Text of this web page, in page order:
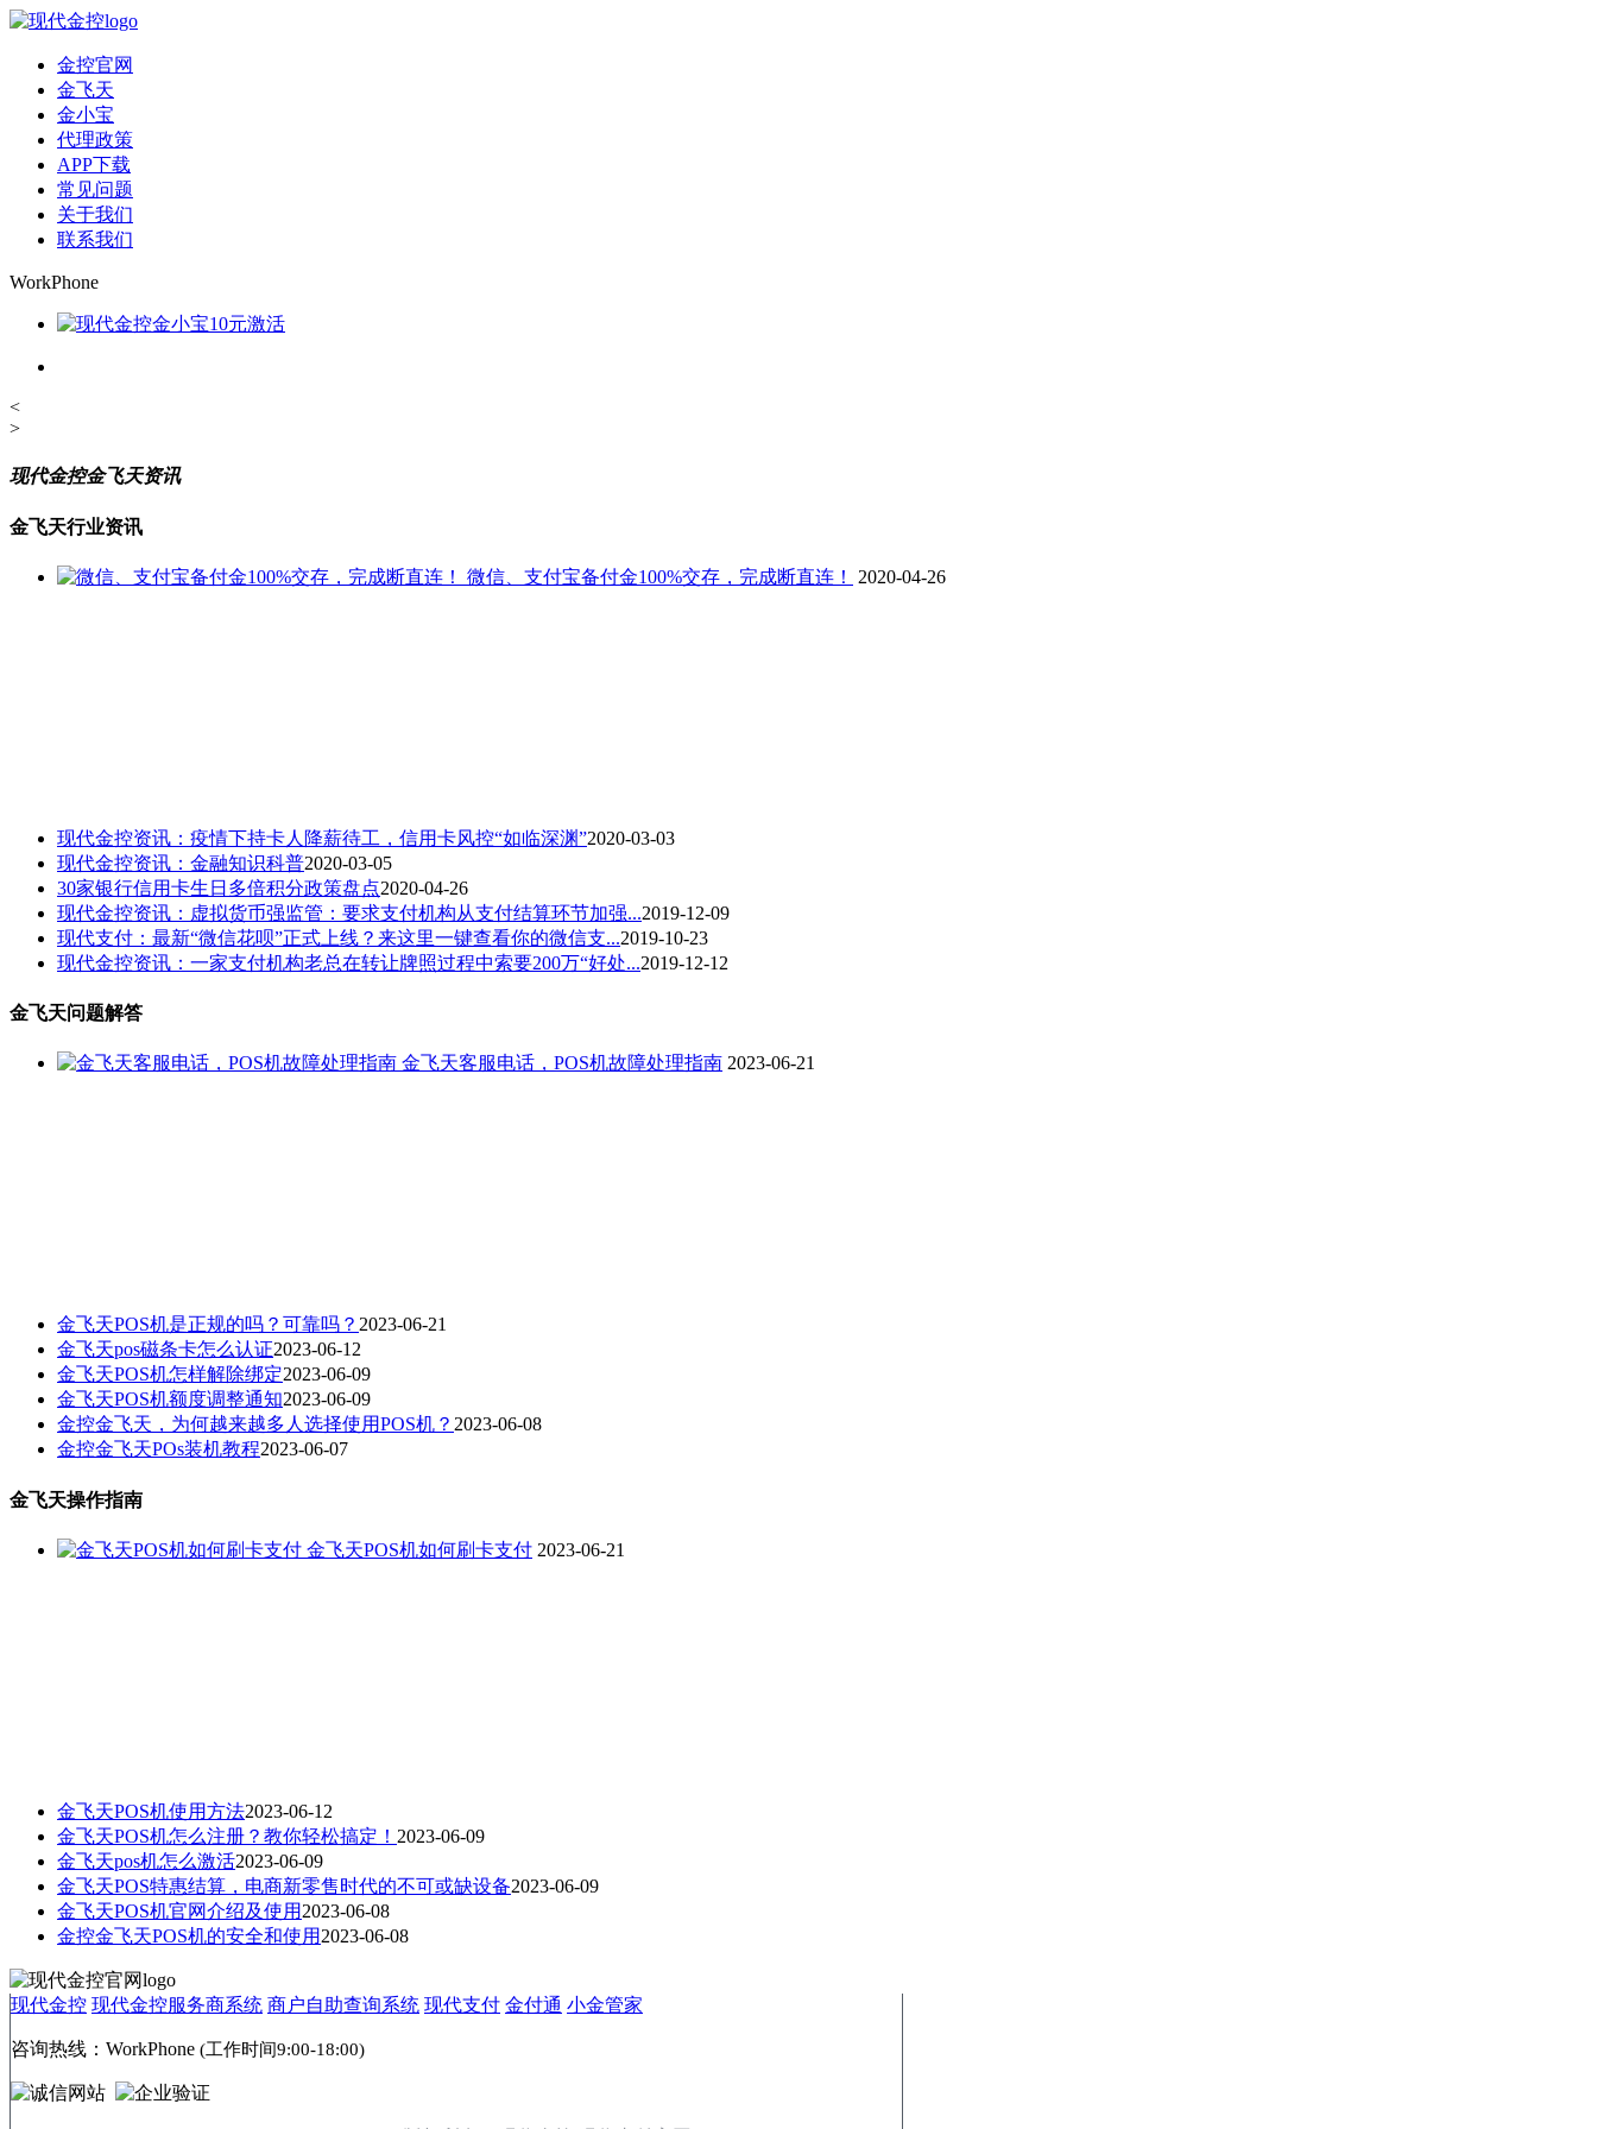
金控官网
金飞天
金小宝
代理政策
APP下载
常见问题
关于我们
联系我们
WorkPhone
<
>
现代金控金飞天资讯
金飞天行业资讯
微信、支付宝备付金100%交存，完成断直连！ 2020-04-26
现代金控资讯：疫情下持卡人降薪待工，信用卡风控“如临深渊”2020-03-03
现代金控资讯：金融知识科普2020-03-05
30家银行信用卡生日多倍积分政策盘点2020-04-26
现代金控资讯：虚拟货币强监管：要求支付机构从支付结算环节加强...2019-12-09
现代支付：最新“微信花呗”正式上线？来这里一键查看你的微信支...2019-10-23
现代金控资讯：一家支付机构老总在转让牌照过程中索要200万“好处...2019-12-12
金飞天问题解答
金飞天客服电话，POS机故障处理指南 2023-06-21
金飞天POS机是正规的吗？可靠吗？ 2023-06-21
金飞天pos磁条卡怎么认证2023-06-12
金飞天POS机怎样解除绑定2023-06-09
金飞天POS机额度调整通知2023-06-09
金控金飞天，为何越来越多人选择使用POS机？ 2023-06-08
金控金飞天POs装机教程2023-06-07
金飞天操作指南
金飞天POS机如何刷卡支付 2023-06-21
金飞天POS机使用方法2023-06-12
金飞天POS机怎么注册？教你轻松搞定！ 2023-06-09
金飞天pos机怎么激活2023-06-09
金飞天POS特惠结算，电商新零售时代的不可或缺设备2023-06-09
金飞天POS机官网介绍及使用 2023-06-08
金控金飞天POS机的安全和使用 2023-06-08
现代金控 现代金控服务商系统 商户自助查询系统 现代支付 金付通 小金管家
咨询热线： WorkPhone (工作时间9:00-18:00)